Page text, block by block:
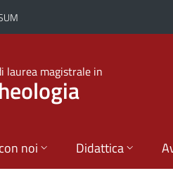
laurea magistrale in
noi Didattica